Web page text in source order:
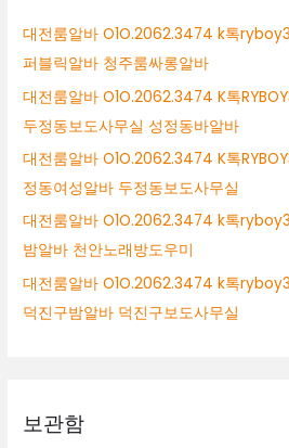
대전룸알바 O1O.2062.3474 k톡
퍼블릭알바 청주룸싸롱알바
대전룸알바 O1O.2062.3474 K톡
두정동보도사무실 성정동바알바
대전룸알바 O1O.2062.3474 K톡
정동여성알바 두정동보도사무실
대전룸알바 O1O.2062.3474 k톡
밤알바 천안노래방도우미
대전룸알바 O1O.2062.3474 k톡
덕진구밤알바 덕진구보도사무실
보관함